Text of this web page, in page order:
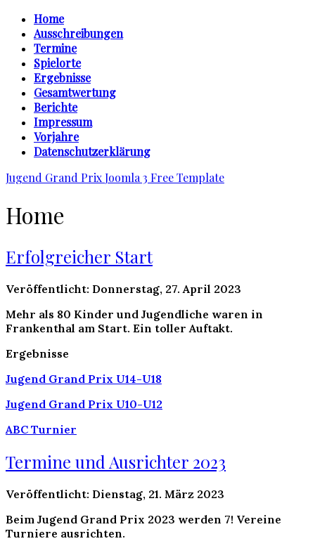
Home
Ausschreibungen
Termine
Spielorte
Ergebnisse
Gesamtwertung
Berichte
Impressum
Vorjahre
Datenschutzerklärung
Jugend Grand PrixJoomla 3 Free Template
Home
Erfolgreicher Start
Veröffentlicht: Donnerstag, 27. April 2023
Mehr als 80 Kinder und Jugendliche waren in
Frankenthal am Start. Ein toller Auftakt.
Ergebnisse
Jugend Grand Prix U14-U18
Jugend Grand Prix U10-U12
ABC Turnier
Termine und Ausrichter 2023
Veröffentlicht: Dienstag, 21. März 2023
Beim Jugend Grand Prix 2023 werden 7! Vereine
Turniere ausrichten.